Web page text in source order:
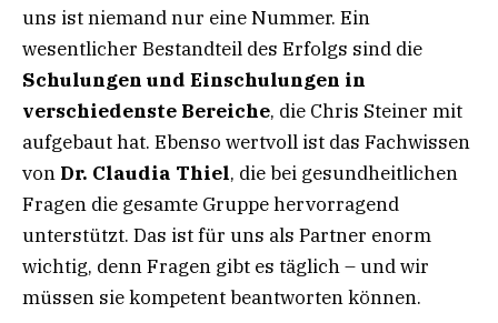
uns ist niemand nur eine Nummer. Ein
wesentlicher Bestandteil des Erfolgs sind die
Schulungen und Einschulungen in
verschiedenste Bereiche, die Chris Steiner mit
aufgebaut hat. Ebenso wertvoll ist das Fachwissen
von Dr. Claudia Thiel, die bei gesundheitlichen
Fragen die gesamte Gruppe hervorragend
unterstützt. Das ist für uns als Partner enorm
wichtig, denn Fragen gibt es täglich – und wir
müssen sie kompetent beantworten können.